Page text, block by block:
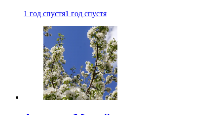
1 год спустя1 год спустя